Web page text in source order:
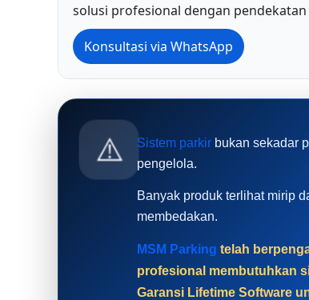
solusi profesional dengan
Konsultasi via WhatsApp
⚠️ Sistem parkir bukan sekadar
pengelola.
Banyak produk terlihat mirip
membedakan.
MSM Parking telah
profesional membutuhkan
Garansi Lifetime Software